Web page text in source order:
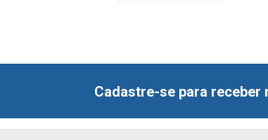
Cadastre-se para receber